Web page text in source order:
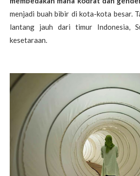
menjadi buah bibir di kota-kota besar.
lantang jauh dari timur Indonesia,
kesetaraan.